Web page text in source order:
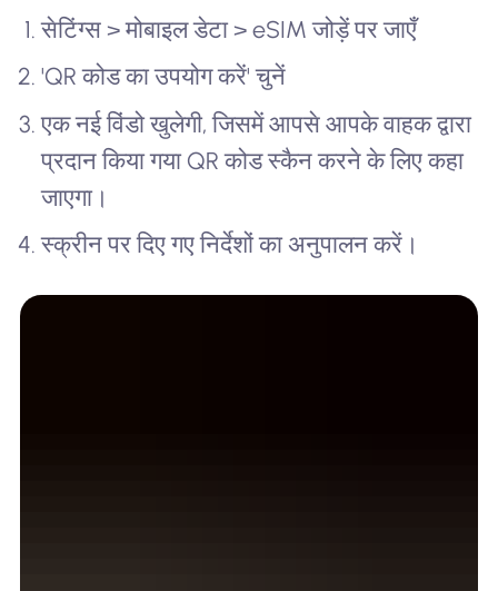
सेटिंग्स > मोबाइल डेटा > eSIM जोड़ें पर जाएँ
'QR कोड का उपयोग करें' चुनें
एक नई विंडो खुलेगी, जिसमें आपसे आपके वाहक द्वारा
प्रदान किया गया QR कोड स्कैन करने के लिए कहा
जाएगा।
स्क्रीन पर दिए गए निर्देशों का अनुपालन करें।